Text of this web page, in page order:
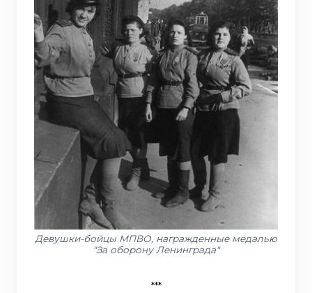
Девушки-бойцы МПВО, награжденные медалью
"За оборону Ленинграда"
***